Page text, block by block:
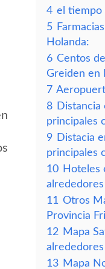
4 el tiempo
5
Holanda:
6 Centos
Greiden en
7
8
principales
9 Distacia
principales
10 Hoteles
alrededores
11 Otros
Provincia
12 Mapa
alrededores
13 Mapa